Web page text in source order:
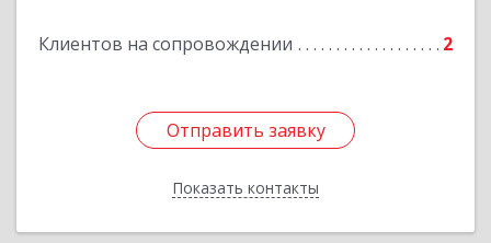
Клиентов на сопровождении 2
Отправить заявку
Показать контакты
Отправить заявку
Назад